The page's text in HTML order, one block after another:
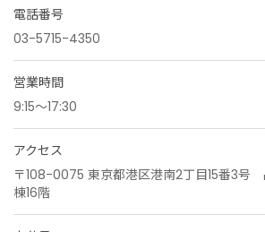
電話番号
03-5715-4350
営業時間
9:15～17:30
アクセス
〒108-0075 東京都港区港南2丁目15番3号
棟16階